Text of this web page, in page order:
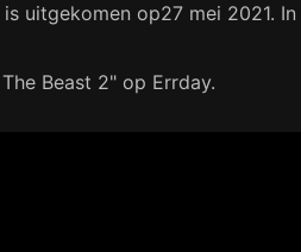
uitgekomen op27 mei 2021. In
Beast 2" op Errday.